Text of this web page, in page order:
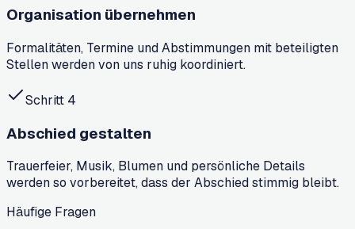
Organisation übernehmen
Formalitäten, Termine und Abstimmungen mit beteiligten
Stellen werden von uns ruhig koordiniert.
Schritt 4
Abschied gestalten
Trauerfeier, Musik, Blumen und persönliche Details
werden so vorbereitet, dass der Abschied stimmig bleibt.
Häufige Fragen